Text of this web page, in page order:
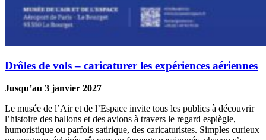
Drôles de vols – caricaturer les expériences aériennes
Jusqu’au 3 janvier 2027
Le musée de l’Air et de l’Espace invite tous les publics à découvrir
l’histoire des ballons et des avions à travers le regard espiègle,
humoristique ou parfois satirique, des caricaturistes. Simples curieux